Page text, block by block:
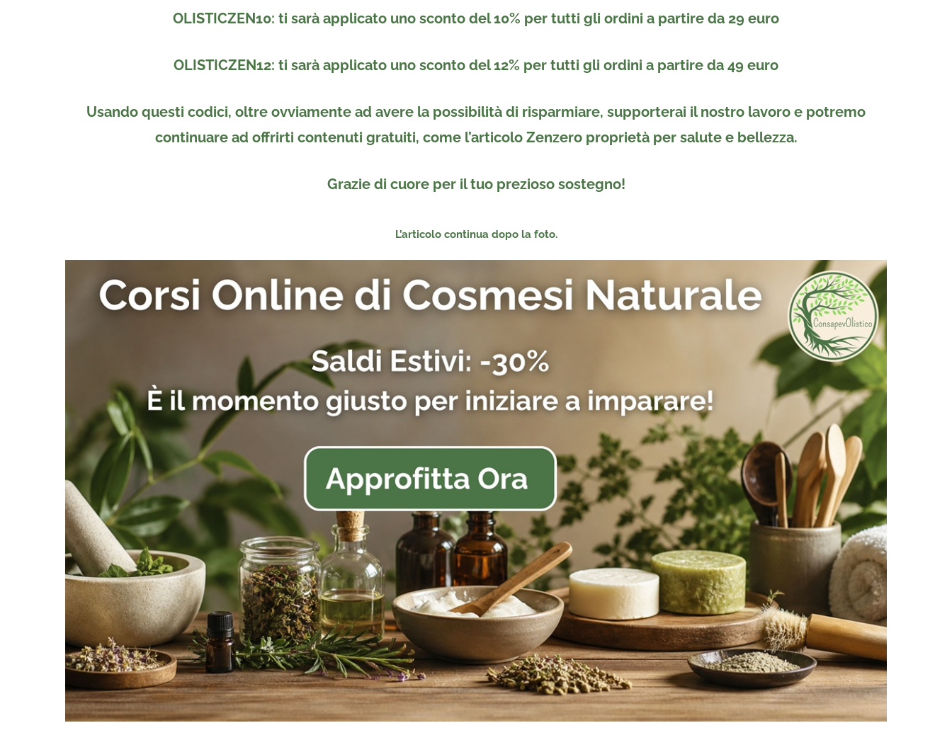
OLISTICZEN10: ti sarà applicato uno sconto del 10% per tutti gli ordini a partire da 29 euro
OLISTICZEN12: ti sarà applicato uno sconto del 12% per tutti gli ordini a partire da 49 euro
Usando questi codici, oltre ovviamente ad avere la possibilità di risparmiare, supporterai il nostro lavoro e potremo
continuare ad offrirti contenuti gratuiti, come l’articolo Zenzero proprietà per salute e bellezza.
Grazie di cuore per il tuo prezioso sostegno!
L’articolo continua dopo la foto.